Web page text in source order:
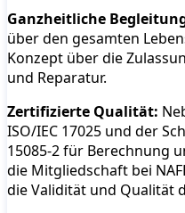
Ganzheitliche
über den gesamten
Konzept über die
und Reparatur.
Zertifizierte Qualität:
ISO/IEC 17025 und der
15085-2 für Berechnung
die Mitgliedschaft bei
die Validität und Qualität